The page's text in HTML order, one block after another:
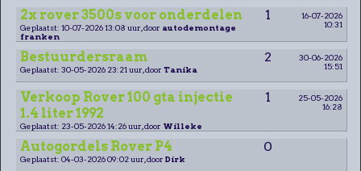
2x rover 3500s voor onderdelen 1
16-07-2026
10:31
Geplaatst: 10-07-2026 13:08 uur, door autodemontage
franken
Bestuurdersraam 2
30-06-2026
15:51
Geplaatst: 30-05-2026 23:21 uur, door Tanika
Verkoop Rover 100 gta injectie
1.4 liter 1992
1
25-05-2026
16:28
Geplaatst: 23-05-2026 14:26 uur, door Willeke
Autogordels Rover P4 0
Geplaatst: 04-03-2026 09:02 uur, door Dirk